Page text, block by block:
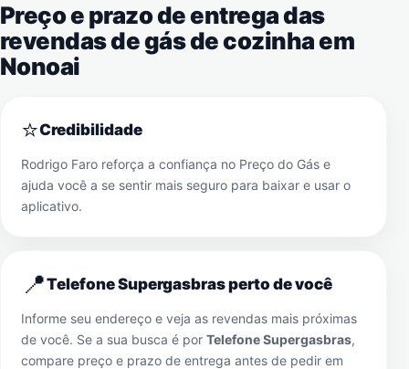
Preço e prazo de entrega das
revendas de gás de cozinha em
Nonoai
⭐Credibilidade
Rodrigo Faro reforça a confiança no Preço do Gás e
ajuda você a se sentir mais seguro para baixar e usar o
aplicativo.
📍Telefone Supergasbras perto de você
Informe seu endereço e veja as revendas mais próximas
de você. Se a sua busca é por Telefone Supergasbras,
compare preço e prazo de entrega antes de pedir em